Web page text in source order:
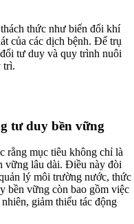
thức như biến đổi khí
của các dịch bệnh. Để trụ
tư duy và quy trình nuôi
trì.
tư duy bền vững
rằng mục tiêu không chỉ là
vững lâu dài. Điều này đòi
lý môi trường nước, thức
bền vững còn bao gồm việc
giảm thiểu tác động